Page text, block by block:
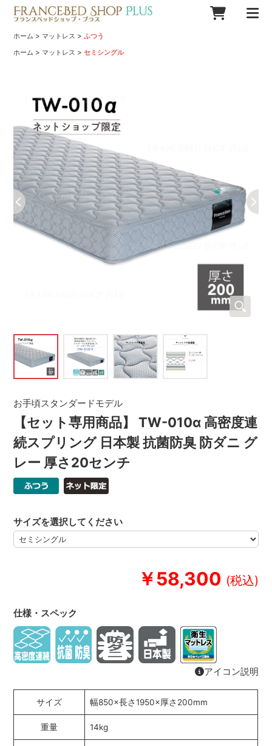
ホーム > マットレス >ふつう
ホーム > マットレス >セミシングル
【セット専用商品】 TW-010α 高密度連
続スプリング 日本製 抗菌防臭 防ダニ グ
レー 厚さ20センチ
お手頃スタンダードモデル
￥58,300
サイズを選択してください
仕様・スペック
アイコン説明
サイズ 幅850×長さ1950×厚さ200mm
重量 14kg